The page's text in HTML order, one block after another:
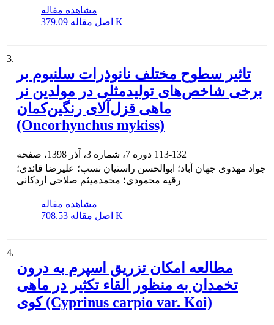
مشاهده مقاله
اصل مقاله 379.09 K
3.
تاثیر سطوح مختلف نانوذرات سلنیوم بر
برخی شاخص‌های تولیدمثلی در مولدین نر
ماهی قزل‌آلای رنگین‌کمان
(Oncorhynchus mykiss)
113-132
جواد مهدوی جهان آباد؛ ابوالحسن راستیان نسب؛ علیرضا قائدی؛
رقیه محمودی؛ محمدمیثم صلاحی اردکانی
مشاهده مقاله
اصل مقاله 708.53 K
4.
مطالعه امکان تزریق اسپرم به درون
تخمدان به منظور القاء تکثیر در ماهی
کوی (Cyprinus carpio var. Koi)